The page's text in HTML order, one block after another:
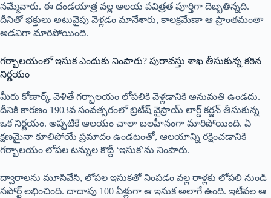
నమ్మేవారు. ఈ దండయాత్ర వల్ల ఆలయ పవిత్రత పూర్తిగా దెబ్బతిన్నది.
దీనితో భక్తులు అటువైపు వెళ్లడం మానేశారు, కాలక్రమేణా ఆ ప్రాంతమంతా
అడవిగా మారిపోయింది.
గర్భాలయంలో ఇసుక ఎందుకు నింపారు? పురావస్తు శాఖ తీసుకున్న కఠిన
నిర్ణయం
మీరు కోణార్క్ వెళితే గర్భాలయం లోపలికి వెళ్లడానికి అనుమతి ఉండదు.
దీనికి కారణం 1903వ సంవత్సరంలో బ్రిటీష్ వైస్రాయ్ లార్డ్ కర్జన్ తీసుకున్న
ఒక నిర్ణయం. అప్పటికే ఆలయం చాలా బలహీనంగా మారిపోయింది. ఏ
క్షణమైనా కూలిపోయే ప్రమాదం ఉండటంతో, ఆలయాన్ని రక్షించడానికి
గర్భాలయం లోపల టన్నుల కొద్దీ ‘ఇసుక’ను నింపారు.
ద్వారాలను మూసివేసి, లోపల ఇసుకతో నింపడం వల్ల రాళ్లకు లోపలి నుండి
సపోర్ట్ లభించింది. దాదాపు 100 ఏళ్లుగా ఆ ఇసుక అలాగే ఉంది. ఇటీవల ఆ